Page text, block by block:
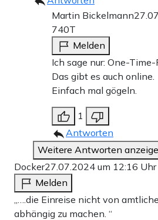
Martin Bickelmann
740T
Melden
Ich sage nur: One-Time-
Das gibt es auch online.
Einfach mal gögeln.
1
Antworten
Weitere Antworten
Docker27.07.2024 um 12:16 Uhr
Melden
„….die Einreise nicht von
abhängig zu machen. “